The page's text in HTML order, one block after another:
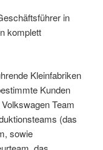
in
komplett
Kleinfabriken
Kunden
Team
(das
sowie